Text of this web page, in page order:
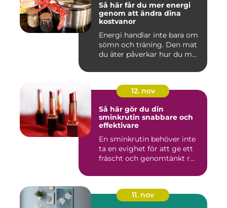
Så här får du mer energi
genom att ändra dina
kostvanor
Energi handlar inte bara om
sömn och träning. Den mat
du äter påverkar hur du m...
12. nov
Så här gör du din
sminkrutin snabbare och
effektivare
En sminkrutin behöver inte
ta en evighet för att ge ett
fräscht och genomtänkt r...
11. nov